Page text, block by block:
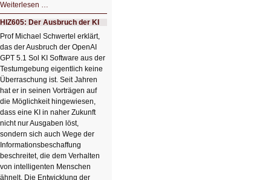
Weiterlesen …
Bildverschönerung
mit
einem
Klick
HIZ606:
Bildverschönerung
mit
einem
Klick
HIZ605: Der Ausbruch der KI
Prof Michael Schwertel erklärt,
das der Ausbruch der OpenAI
GPT 5.1 Sol KI Software aus der
Testumgebung eigentlich keine
Überraschung ist. Seit Jahren
hat er in seinen Vorträgen auf
die Möglichkeit hingewiesen,
dass eine KI in naher Zukunft
nicht nur Ausgaben löst,
sondern sich auch Wege der
Informationsbeschaffung
beschreitet, die dem Verhalten
von intelligenten Menschen
ähnelt. Die Entwicklung der